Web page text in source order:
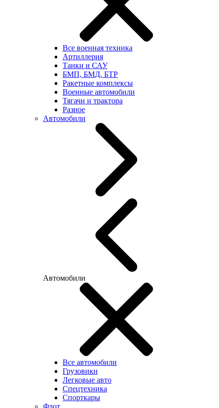
Все военная техника
Артиллерия
Танки и САУ
БМП, БМД, БТР
Ракетные комплексы
Военные автомобили
Тягачи и трактора
Разное
Автомобили
Автомобили
Все автомобили
Грузовики
Легковые авто
Спецтехника
Спорткары
Флот